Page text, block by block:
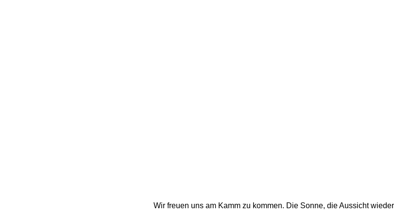
Wir freuen uns am Kamm zu kommen. Die Sonne, die Aussicht